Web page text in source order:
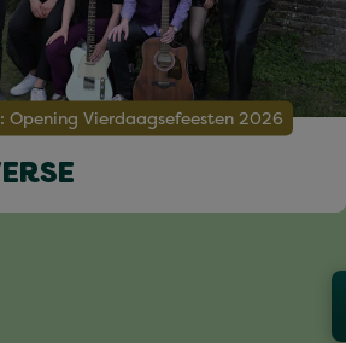
Opening Vierdaagsefeesten 2026